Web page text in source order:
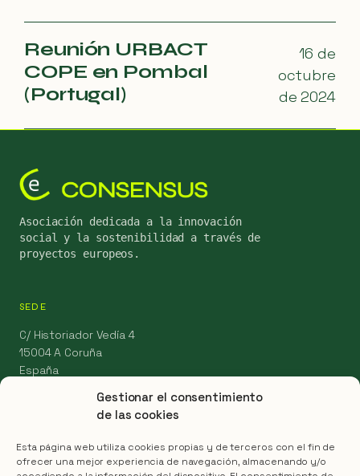
Gestionar el consentimiento
de las cookies
Esta página web utiliza cookies propias y de terceros con el fin de
ofrecer una mejor experiencia de navegación, almacenando y/o
Reunión URBACT
COPE en Pombal
(Portugal)
16 de
octubre
de 2024
Asociación dedicada a la innovación
social y la sostenibilidad a través de
proyectos europeos.
SEDE
C/ Historiador Vedía 4
15004 A Coruña
España
info@aconsensus.es
LEGAL